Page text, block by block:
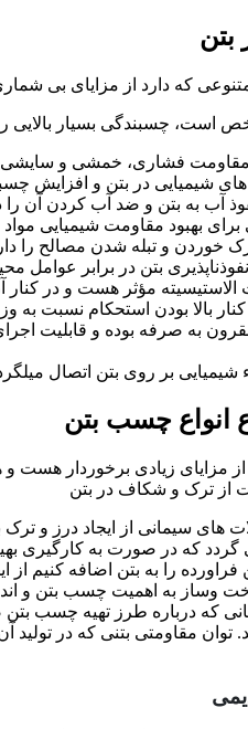
بتن
که دارد از مزایای بی
چسبندگی بسیار بالایی
مقاومت فشاری، خمشی و
شیمیایی در بتن و افزایش
آب به بتن و ضد آب کردن آن را
برای بهبود مقاومت شیمیایی
خوردن و تبله شدن مصالح را
بتن در برابر عوامل
مؤثر هست و در کنار آن
بالا بودن استحکام نسبت به
به صرفه بوده و قابلیت اجرای
شیمیایی بر روی بتن اتصال
انواع چسب بتن
مزایای زیادی برخوردار هست
از ترک و شکاف در بتن
سیمانی از ایجاد درز و
گردد که در صورت به کارگیری
را به بتن اضافه کنیم
وساز به اهمیت چسب بتن و
که درباره طرز تهیه چسب بتن
مقاومتی بتنی که در